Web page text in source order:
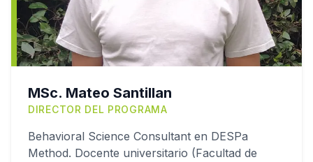
MSc. Mateo Santillan
DIRECTOR DEL PROGRAMA
Behavioral Science Consultant en DESPa
Method. Docente universitario (Facultad de